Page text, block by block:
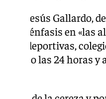
Juan Jesús Gallardo,
énfasis en «las
deportivas,
las 24 horas